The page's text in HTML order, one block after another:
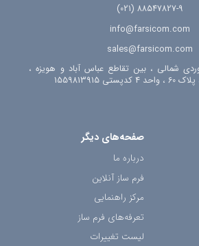
88547827-9 (021)
info@farsicom.com
sales@farsicom.com
شمالی ، بین تقاطع عباس آباد و هویزه ،
1559813915
صفحه‌های دیگر
درباره ما
فرم ساز آنلاین
مرکز راهنمایی
تعرفه‌های فرم ساز
لیست تغییرات